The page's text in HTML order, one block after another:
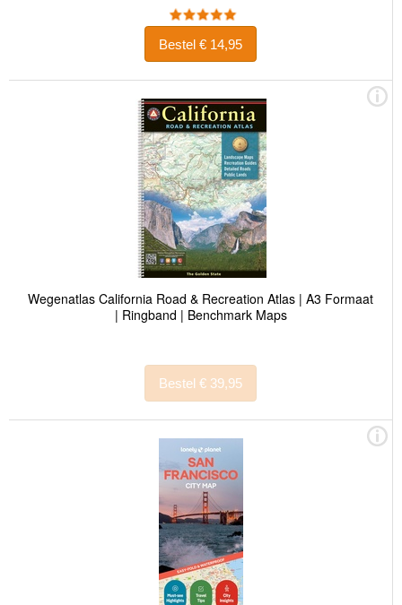
Bestel € 14,95
Wegenatlas California Road & Recreation Atlas | A3 Formaat
| Ringband | Benchmark Maps
Bestel € 39,95